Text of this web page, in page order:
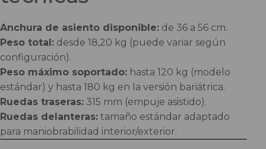
Anchura de asiento disponible: de 36 a 56 cm.
Peso total: desde 18,20 kg (puede variar según
configuración).
Peso máximo soportado: hasta 120 kg (modelo
estándar) y hasta 180 kg en la versión bariátrica.
Ruedas traseras: 315 mm (empuje asistido).
Ruedas delanteras: tamaño estándar adaptado
para maniobrabilidad interior/exterior.